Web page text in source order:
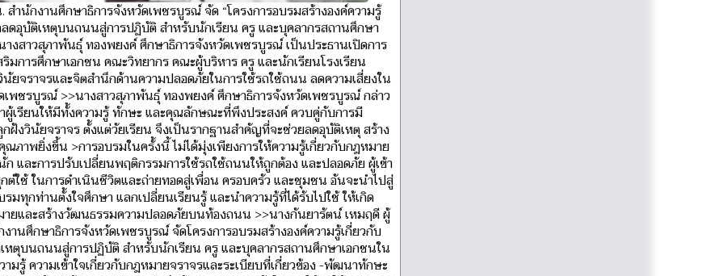
ำนักงานศึกษาธิการจังหวัดเพชรบูรณ์ จัด “โครงการอบรมสร้างองค์ความรู้
ดอุบัติเหตุบนถนนสู่การปฏิบัติ สำหรับนักเรียน ครู และบุคลากรสถานศึกษา
งสาวสุภาพันธุ์ ทองพยงค์ ศึกษาธิการจังหวัดเพชรบูรณ์ เป็นประธานเปิดการ
การศึกษาเอกชน คณะวิทยากร คณะผู้บริหาร ครู และนักเรียนโรงเรียน
ยจราจรและจิตสำนึกด้านความปลอดภัยในการใช้รถใช้ถนน ลดความเสี่ยงใน
เพชรบูรณ์ >>นางสาวสุภาพันธุ์ ทองพยงค์ ศึกษาธิการจังหวัดเพชรบูรณ์ กล่าว
เรียนให้มีทั้งความรู้ ทักษะ และคุณลักษณะที่พึงประสงค์ ควบคู่กับการมี
งวินัยจราจร ตั้งแต่วัยเรียน จึงเป็นรากฐานสำคัญที่จะช่วยลดอุบัติเหตุ สร้าง
าพยิ่งขึ้น >การอบรมในครั้งนี้ ไม่ได้มุ่งเพียงการให้ความรู้เกี่ยวกับกฎหมาย
และการปรับเปลี่ยนพฤติกรรมการใช้รถใช้ถนนให้ถูกต้อง และปลอดภัย ผู้เข้า
ใช้ ในการดำเนินชีวิตและถ่ายทอดสู่เพื่อน ครอบครัว และชุมชน อันจะนำไปสู่
มทุกท่านตั้งใจศึกษา แลกเปลี่ยนเรียนรู้ และนำความรู้ที่ได้รับไปใช้ ให้เกิด
ยและสร้างวัฒนธรรมความปลอดภัยบนท้องถนน >>นางกันยารัตน์ เหมฤดี ผู้
านศึกษาธิการจังหวัดเพชรบูรณ์ จัดโครงการอบรมสร้างองค์ความรู้เกี่ยวกับ
ตุบนถนนสู่การปฏิบัติ สำหรับนักเรียน ครู และบุคลากรสถานศึกษาเอกชนใน
รู้ ความเข้าใจเกี่ยวกับกฎหมายจราจรและระเบียบที่เกี่ยวข้อง -พัฒนาทักษะ